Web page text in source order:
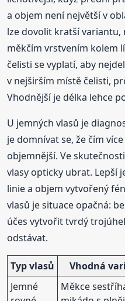
a objem není největší v
lze dovolit kratší variantu,
měkčím vrstvením kolem
čelisti se vyplatí, aby
v nejširším místě čelisti,
Vhodnější je délka lehce
U jemných vlasů je
je domnívat se, že čím
objemnější. Ve
vlasy opticky ubrat. Lepší
linie a objem vytvořený
vlasů je situace opačná:
účes vytvořit tvrdý
odstávat.
Typ vlasů Vhodná
Jemné
Měkce